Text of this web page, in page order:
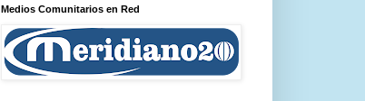
Medios Comunitarios en Red